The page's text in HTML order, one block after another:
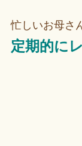
忙しいお母さ
定期的に